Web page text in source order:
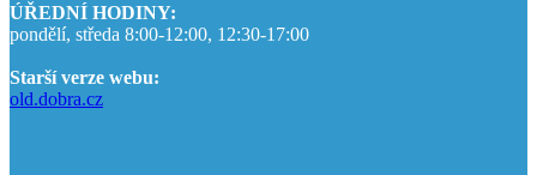
ÚŘEDNÍ HODINY:
pondělí, středa 8:00-12:00, 12:30-17:00
Starší verze webu:
old.dobra.cz